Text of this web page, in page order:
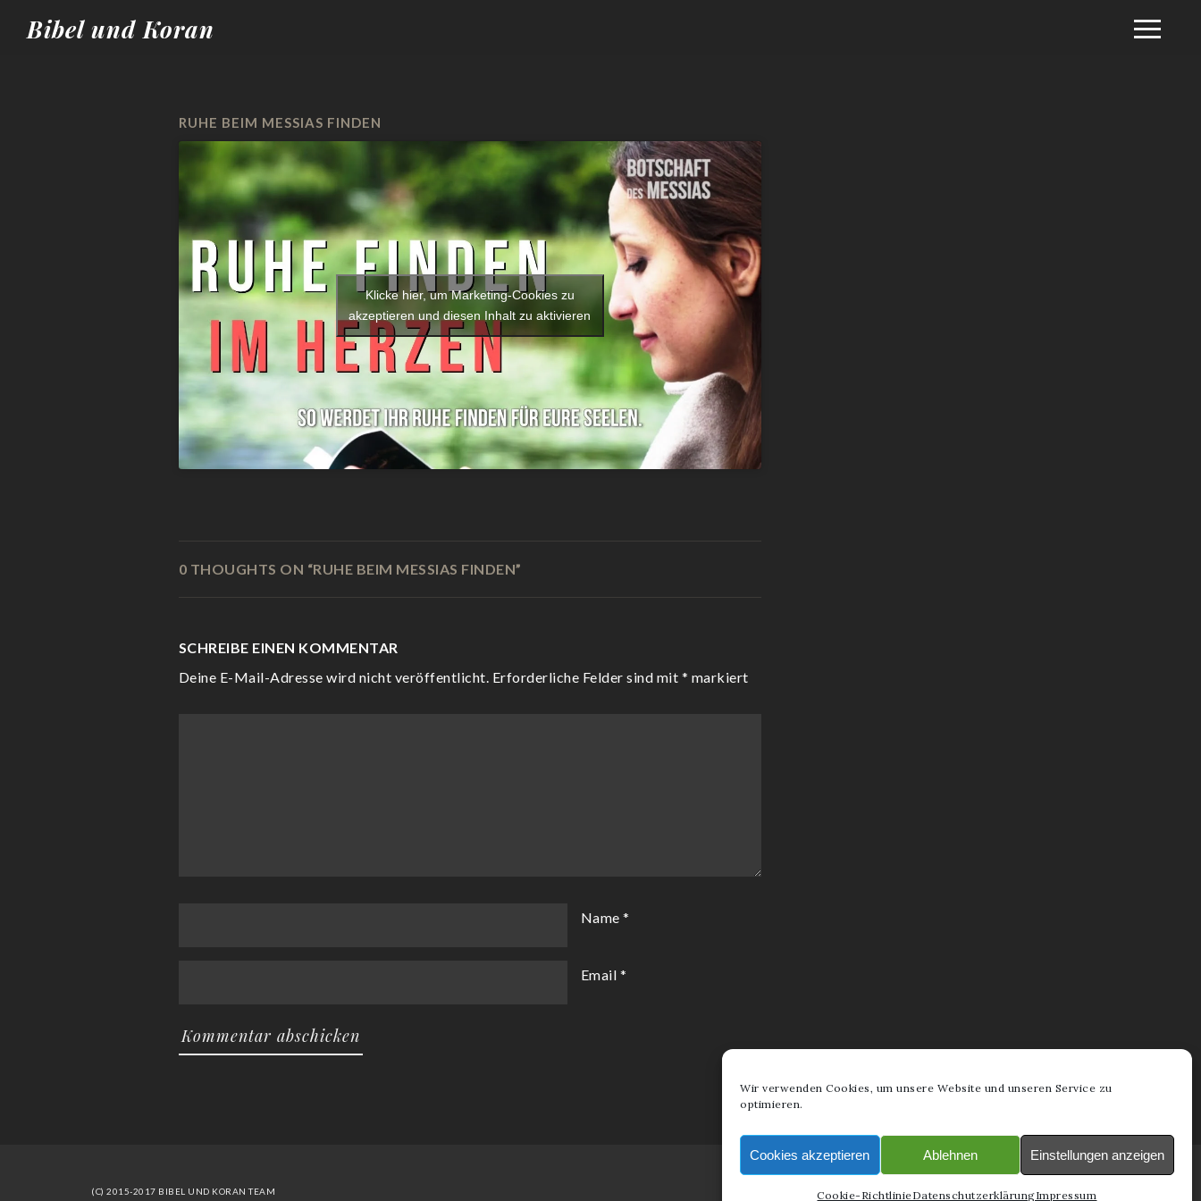
Wir verwenden Cookies, um unsere Website und unseren Service zu
optimieren.
Cookies akzeptieren Ablehnen Einstellungen anzeigen
Cookie-RichtlinieDatenschutzerklärungImpressum
Bibel und Koran
RUHE BEIM MESSIAS FINDEN
Klicke hier, um Marketing-Cookies zu
akzeptieren und diesen Inhalt zu aktivieren
0 THOUGHTS ON “RUHE BEIM MESSIAS FINDEN”
SCHREIBE EINEN KOMMENTAR
Deine E-Mail-Adresse wird nicht veröffentlicht. Erforderliche Felder sind mit * markiert
Name *
Email *
(C) 2015-2017 BIBEL UND KORAN TEAM